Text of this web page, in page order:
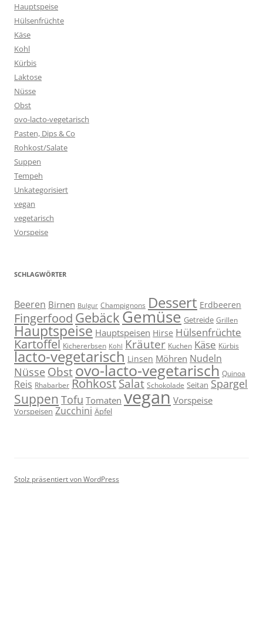
Hauptspeise
Hülsenfrüchte
Käse
Kohl
Kürbis
Laktose
Nüsse
Obst
ovo-lacto-vegetarisch
Pasten, Dips & Co
Rohkost/Salate
Suppen
Tempeh
Unkategorisiert
vegan
vegetarisch
Vorspeise
SCHLAGWÖRTER
Beeren Birnen Bulgur Champignons Dessert Erdbeeren
Fingerfood Gebäck Gemüse Getreide Grillen
Hauptspeise Hauptspeisen Hirse Hülsenfrüchte
Kartoffel Kichererbsen Kohl Kräuter Kuchen Käse Kürbis
lacto-vegetarisch Linsen Möhren Nudeln
Nüsse Obstovo-lacto-vegetarisch Quinoa
Reis Rhabarber RohkostSalat Schokolade Seitan Spargel
Suppen Tofu Tomaten vegan Vorspeise
Vorspeisen Zucchini Äpfel
Stolz präsentiert von WordPress